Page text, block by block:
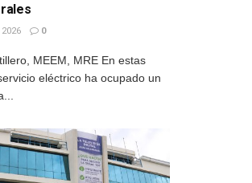
0
MEEM, MRE En estas
eléctrico ha ocupado un